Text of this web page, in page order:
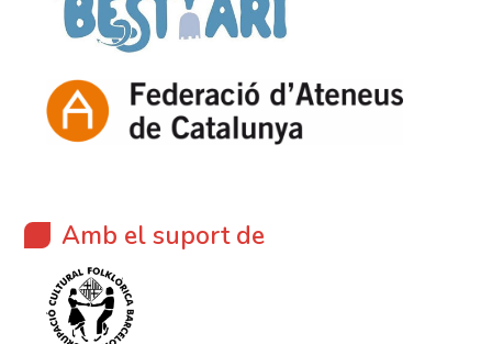
Amb el suport de